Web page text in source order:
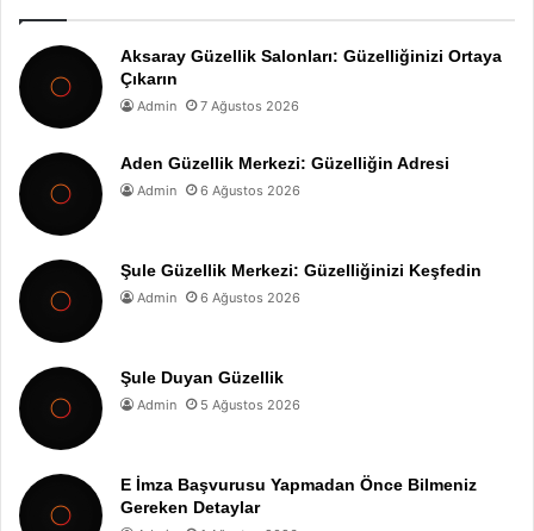
Aksaray Güzellik Salonları: Güzelliğinizi Ortaya
Çıkarın
Admin 7 Ağustos 2026
Aden Güzellik Merkezi: Güzelliğin Adresi
Admin 6 Ağustos 2026
Şule Güzellik Merkezi: Güzelliğinizi Keşfedin
Admin 6 Ağustos 2026
Şule Duyan Güzellik
Admin 5 Ağustos 2026
E İmza Başvurusu Yapmadan Önce Bilmeniz
Gereken Detaylar